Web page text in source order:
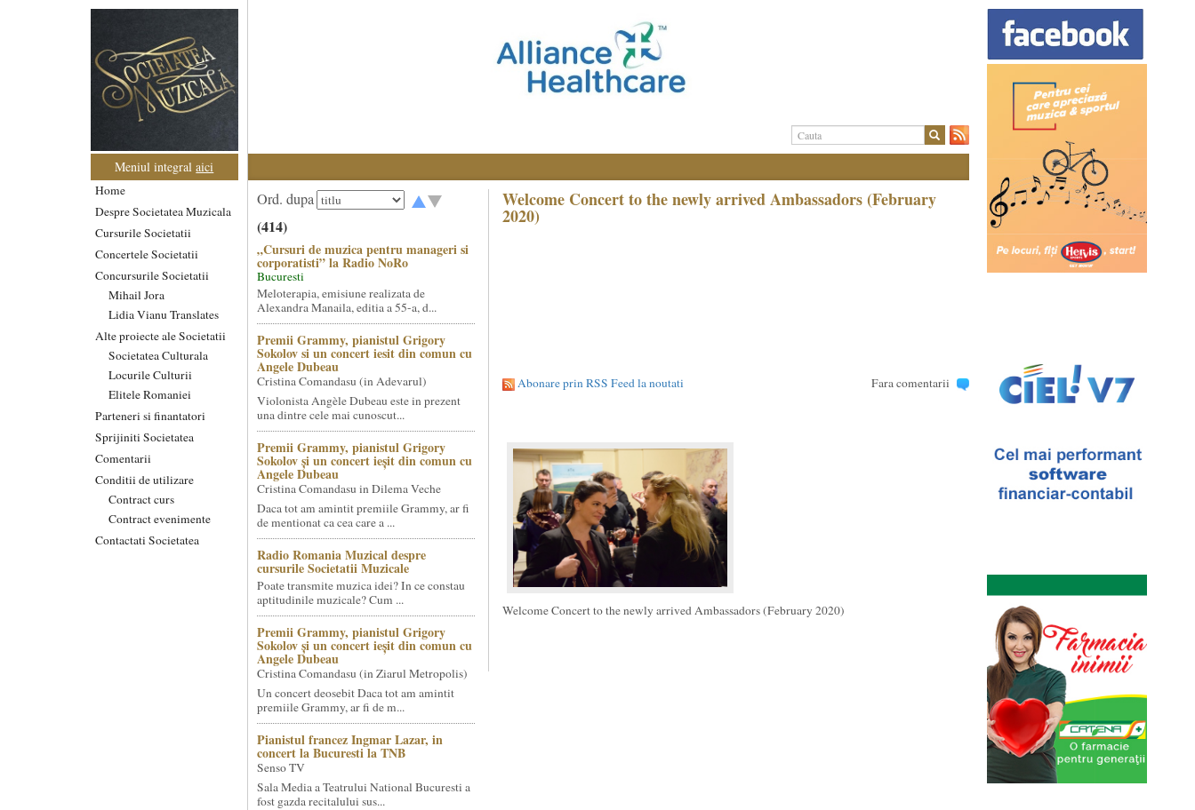
Meniul integralaici
Home
Despre Societatea Muzicala
Cursurile Societatii
Concertele Societatii
Concursurile Societatii
Mihail Jora
Lidia Vianu Translates
Alte proiecte ale Societatii
Societatea Culturala
Locurile Culturii
Elitele Romaniei
Parteneri si finantatori
Sprijiniti Societatea
Comentarii
Conditii de utilizare
Contract curs
Contract evenimente
Contactati Societatea
Ord. dupa
(414)
„Cursuri de muzica pentru manageri si
corporatisti” la Radio NoRo
Bucuresti
Meloterapia, emisiune realizata de
Alexandra Manaila, editia a 55-a, d...
Premii Grammy, pianistul Grigory
Sokolov si un concert iesit din comun cu
Angele Dubeau
Cristina Comandasu (in Adevarul)
Violonista Angèle Dubeau este in prezent
una dintre cele mai cunoscut...
Premii Grammy, pianistul Grigory
Sokolov și un concert ieșit din comun cu
Angele Dubeau
Cristina Comandasu in Dilema Veche
Daca tot am amintit premiile Grammy, ar fi
de mentionat ca cea care a ...
Radio Romania Muzical despre
cursurile Societatii Muzicale
Poate transmite muzica idei? In ce constau
aptitudinile muzicale? Cum ...
Premii Grammy, pianistul Grigory
Sokolov și un concert ieșit din comun cu
Angele Dubeau
Cristina Comandasu (in Ziarul Metropolis)
Un concert deosebit Daca tot am amintit
premiile Grammy, ar fi de m...
Pianistul francez Ingmar Lazar, in
concert la Bucuresti la TNB
Senso TV
Sala Media a Teatrului National Bucuresti a
fost gazda recitalului sus...
Welcome Concert to the newly arrived Ambassadors (February
2020)
Abonare prin RSS Feed la noutati Fara comentarii
Welcome Concert to the newly arrived Ambassadors (February 2020)